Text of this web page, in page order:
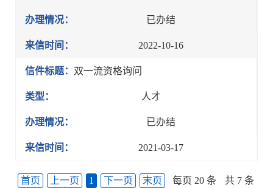
办理情况： 已办结
来信时间： 2022-10-16
信件标题： 双一流资格询问
类型： 人才
办理情况： 已办结
来信时间： 2021-03-17
首页 上一页 1 下一页 末页 每页 20 条
共 7 条